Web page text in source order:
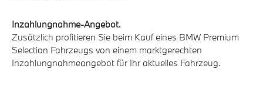
Inzahlungnahme-Angebot.
Zusätzlich profitieren Sie beim Kauf eines BMW Premium
Selection Fahrzeugs von einem marktgerechten
Inzahlungnahmeangebot für Ihr aktuelles Fahrzeug.